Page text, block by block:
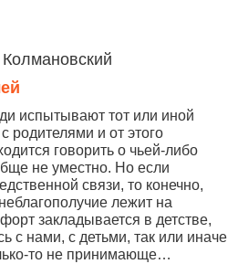
испытывают тот или иной
родителями и от этого
говорить о чьей-либо
не уместно. Но если
связи, то конечно,
лежит на
закладывается в детстве,
с нами, с детьми, так или иначе
то не принимающе…